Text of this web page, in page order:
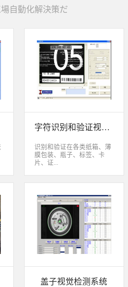
求制定系统手动调节平台
自動化解決策だ
字符识别和验证视觉检测系统
识别和验证在各类纸箱、薄
膜包装、瓶子、标签、卡
片、证...
打印或热移印的数字、字
母、符号，检测喷码或打印
缺失、错喷、漏喷等缺陷。
采检测速度可达每秒20件产
品以上。该系统可广泛应用
于各种产品生产日期、批
号、产品代码打印品质检测
以及字符数字读取验证等。
盖子视觉检测系统